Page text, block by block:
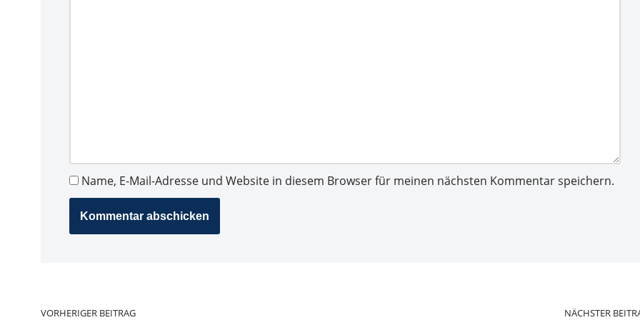
Name, E-Mail-Adresse und Website in diesem Browser für meinen nächsten Kommentar speichern.
VORHERIGER BEITRAG NÄCHSTER